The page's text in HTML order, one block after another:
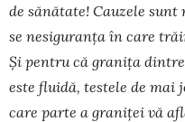
de sănătate! Cauzele
se nesiguranța în care
Și pentru că granița
este fluidă, testele de mai
care parte a graniței vă